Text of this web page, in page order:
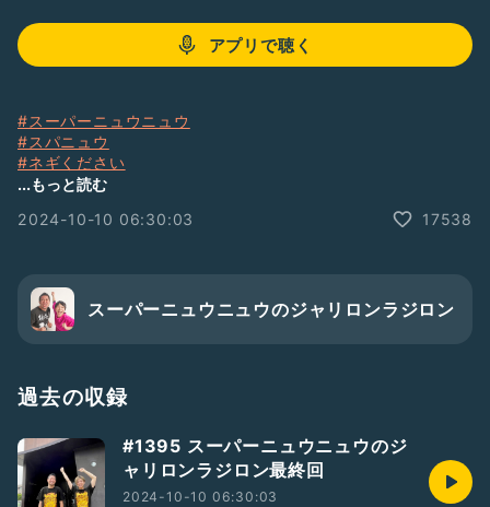
アプリで聴く
#スーパーニュウニュウ
#スパニュウ
#ネギください
#ふるやいなや
#スーパーニュウニュウのジャリロンラジロン
...もっと読む
2024-10-10 06:30:03
17538
スーパーニュウニュウのジャリロンラジロン
過去の収録
#1395 スーパーニュウニュウのジ
ャリロンラジロン最終回
2024-10-10 06:30:03